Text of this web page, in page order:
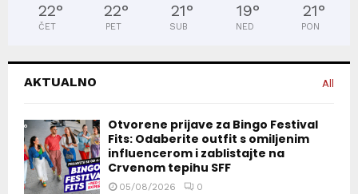
22°
ČET
22°
PET
21°
SUB
19°
NED
21°
PON
AKTUALNO All
Otvorene prijave za Bingo Festival
Fits: Odaberite outfit s omiljenim
influencerom i zablistajte na
Crvenom tepihu SFF
05/08/2026 0